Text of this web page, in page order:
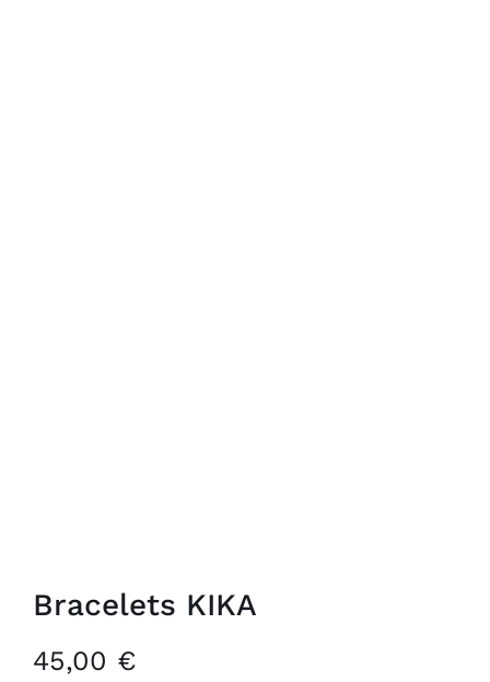
Bracelets KIKA
45,00 €